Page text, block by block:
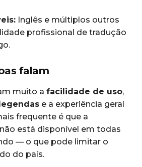
Inglês e múltiplos outros
profissional de tradução
falam
muito a facilidade de uso,
e a experiência geral
frequente é que a
está disponível em todas
— o que pode limitar o
do país.